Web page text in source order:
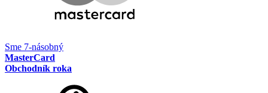
Sme 7-násobný
MasterCard
Obchodník roka